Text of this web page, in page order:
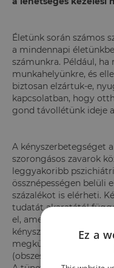
Életünk során számos
a mindennapi
számunkra. Például,
munkahelyünkre, és
biztosan elzártuk-e,
kapcsolatban, hogy
gond távollétünk ideje
A kényszerbetegséget
szorongásos zavarok
leggyakoribb
össznépességen belüli
százalékot is elérheti.
tudatát akaratától
el, amelyek kényszeres
kényszereket két fő
megkülönböztetünk
(obszessziókat) és
Ez a